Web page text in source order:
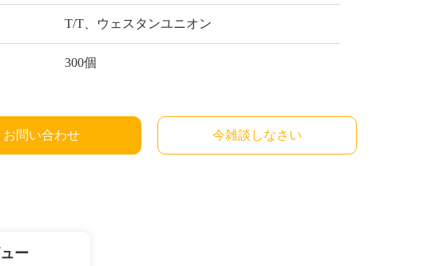
T/T、ウェスタンユニオン
300個
お問い合わせ 今雑談しなさい
ー